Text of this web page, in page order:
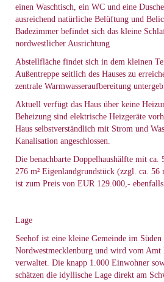
einen Waschtisch, ein WC und eine
ausreichend natürliche Belüftung und
Badezimmer befindet sich das kleine
nordwestlicher Ausrichtung
Abstellfläche findet sich in dem kleinen
Außentreppe seitlich des Hauses zu
zentrale Warmwasseraufbereitung
Aktuell verfügt das Haus über keine
Beheizung sind elektrische Heizgeräte
Haus selbstverständlich mit Strom und
Kanalisation angeschlossen.
Die benachbarte Doppelhaushälfte mit ca.
276 m² Eigenlandgrundstück (zzgl. ca. 56
ist zum Preis von EUR 129.000,-
Lage
Seehof ist eine kleine Gemeinde im Süden
Nordwestmecklenburg und wird vom
verwaltet. Die knapp 1.000 Einwohner
schätzen die idyllische Lage direkt am